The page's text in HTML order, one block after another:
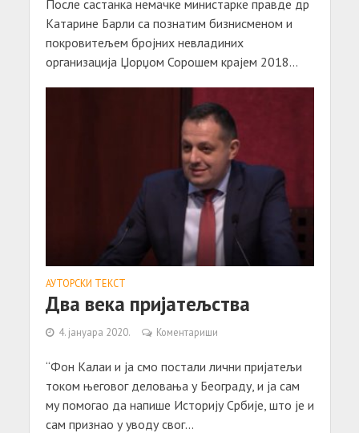
После састанка немачке министарке правде др
Катарине Барли са познатим бизнисменом и
покровитељем бројних невладиних
организација Џорџом Сорошем крајем 2018...
АУТОРСКИ ТЕКСТ
Два века пријатељства
4. јануара 2020. Коментариши
“Фон Калаи и ја смо постали лични пријатељи
током његовог деловања у Београду, и ја сам
му помогао да напише Историју Србије, што је и
сам признао у уводу свог...